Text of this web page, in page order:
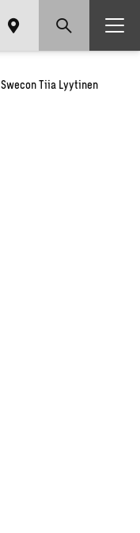
Swecon Tiia Lyytinen